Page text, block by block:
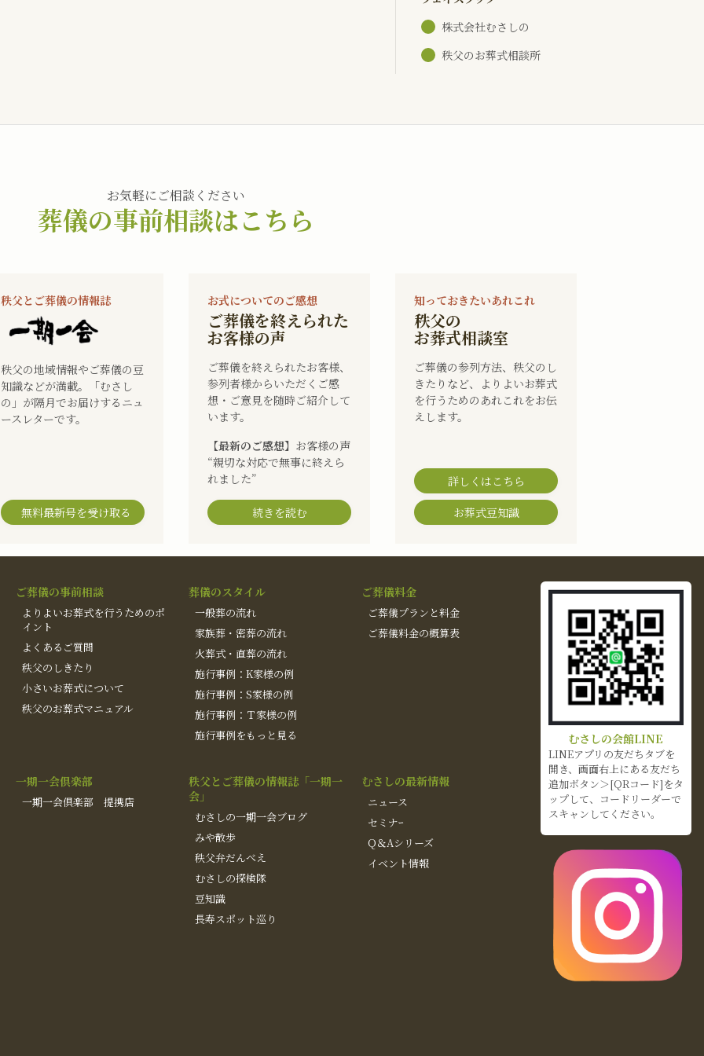
株式会社むさしの
秩父のお葬式相談所
お気軽にご相談ください
葬儀の事前相談はこちら
秩父とご葬儀の情報誌
秩父の地域情報やご葬儀の豆
知識などが満載。「むさし
の」が隔月でお届けするニュ
ースレターです。
無料最新号を受け取る
お式についてのご感想
ご葬儀を終えられた
お客様の声
ご葬儀を終えられたお客様、
参列者様からいただくご感
想・ご意見を随時ご紹介して
います。
【最新のご感想】 お客様の声
“親切な対応で無事に終えら
れました”
続きを読む
知っておきたいあれこれ
秩父の
お葬式相談室
ご葬儀の参列方法、秩父のし
きたりなど、よりよいお葬式
を行うためのあれこれをお伝
えします。
詳しくはこちら
お葬式豆知識
ご葬儀の事前相談
よりよいお葬式を行うためのポ
イント
よくあるご質問
秩父のしきたり
小さいお葬式について
秩父のお葬式マニュアル
葬儀のスタイル
一般葬の流れ
家族葬・密葬の流れ
火葬式・直葬の流れ
施行事例：K家様の例
施行事例：S家様の例
施行事例：Ｔ家様の例
施行事例をもっと見る
ご葬儀料金
ご葬儀プランと料金
ご葬儀料金の概算表
一期一会倶楽部
一期一会倶楽部 提携店
秩父とご葬儀の情報誌「一期一
会」
むさしの一期一会ブログ
みや散歩
秩父弁だんべえ
むさしの探検隊
豆知識
長寿スポット巡り
むさしの最新情報
ニュース
セミナｰ
Q＆Aシリーズ
イベント情報
むさしの会館LINE
LINEアプリの友だちタブを
開き、画面右上にある友だち
追加ボタン＞[QRコード]をタ
ップして、コードリーダーで
スキャンしてください。